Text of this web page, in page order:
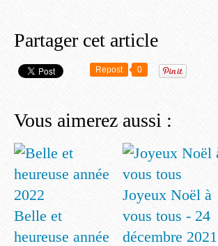
Partager cet article
Repost 0
Vous aimerez aussi :
Belle et
heureuse année
Joyeux Noël à
vous tous - 24
décembre 2021